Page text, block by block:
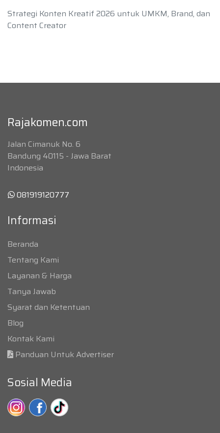
Strategi Konten Kreatif 2026 untuk UMKM, Brand, dan
Content Creator
Rajakomen.com
Jalan Cimanuk No. 6
Bandung 40115 - Jawa Barat
Indonesia
081919120777
Informasi
Beranda
Tentang Kami
Layanan & Harga
Tanya Jawab
Syarat dan Ketentuan
Blog
Kontak Kami
Panduan Untuk Advertiser
Sosial Media